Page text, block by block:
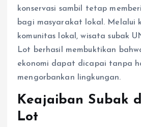
konservasi sambil tetap
bagi masyarakat lokal. Melalui
komunitas lokal, wisata subak
Lot berhasil membuktikan
ekonomi dapat dicapai tanpa
mengorbankan lingkungan.
Keajaiban Subak
Lot